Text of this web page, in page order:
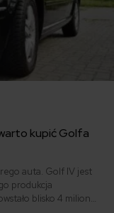
kupić Golfa
auta. Golf IV jest
produkcja
blisko 4 miliony